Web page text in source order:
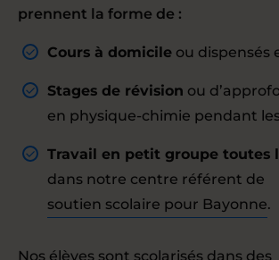
prennent la forme de :
Cours à domicile ou dispensés
Stages de révision ou
en physique-chimie pendant
Travail en petit groupe toutes
dans notre centre référent de
soutien scolaire pour Bayonne.
Nos élèves sont scolarisés dans des